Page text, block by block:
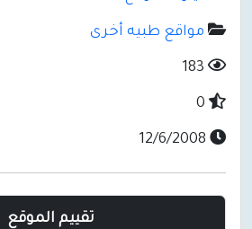
مواقع طبيه أخرى
تقييم الموقع